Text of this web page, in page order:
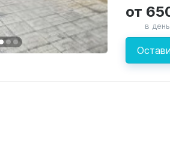
от
в день